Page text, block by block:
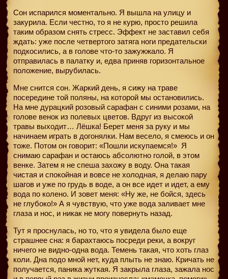
Сон испарился моментально. Я вышла на улицу и
закурила. Если честно, то я не курю, просто решила
таким образом снять стресс. Эффект не заставил себя
ждать: уже после четвертого затяга ноги предательски
подкосились, а в голове что-то зажужжало. Я
отправилась в палатку и, едва приняв горизонтальное
положение, вырубилась.
Мне снится сон. Жаркий день, я сижу на траве
посередине той поляны, на которой мы остановились.
На мне дурацкий розовый сарафан с синими розами, на
голове венок из полевых цветов. Вдруг из высокой
травы выходит… Лёшка! Берет меня за руку и мы
начинаем играть в догонялки. Нам весело, я смеюсь и он
тоже. Потом он говорит: «Пошли искупаемся!» Я
снимаю сарафан и остаюсь абсолютно голой, в этом
венке. Затем я не спеша захожу в воду. Она такая
чистая и спокойная и вовсе не холодная, я делаю пару
шагов и уже по грудь в воде, а он все идет и идет, а ему
вода по колено. И зовет меня: «Ну же, не бойся, здесь
не глубоко!» А я чувствую, что уже вода заливает мне
глаза и нос, и никак не могу повернуть назад.
Тут я проснулась, но то, что я увидела было еще
страшнее сна: я барахтаюсь посреди реки, а вокруг
ничего не видно-одна вода. Темень такая, что хоть глаз
коли. Дна подо мной нет, куда плыть не знаю. Кричать не
получается, паника жуткая. Я закрыла глаза, зажала нос